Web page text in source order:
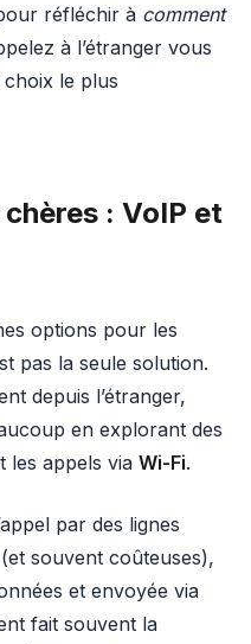
réfléchir à comment
à l’étranger vous
le plus
: VoIP et
options pour les
pas la seule solution.
depuis l’étranger,
en explorant des
les appels via Wi‑Fi.
par des lignes
souvent coûteuses),
et envoyée via
fait souvent la